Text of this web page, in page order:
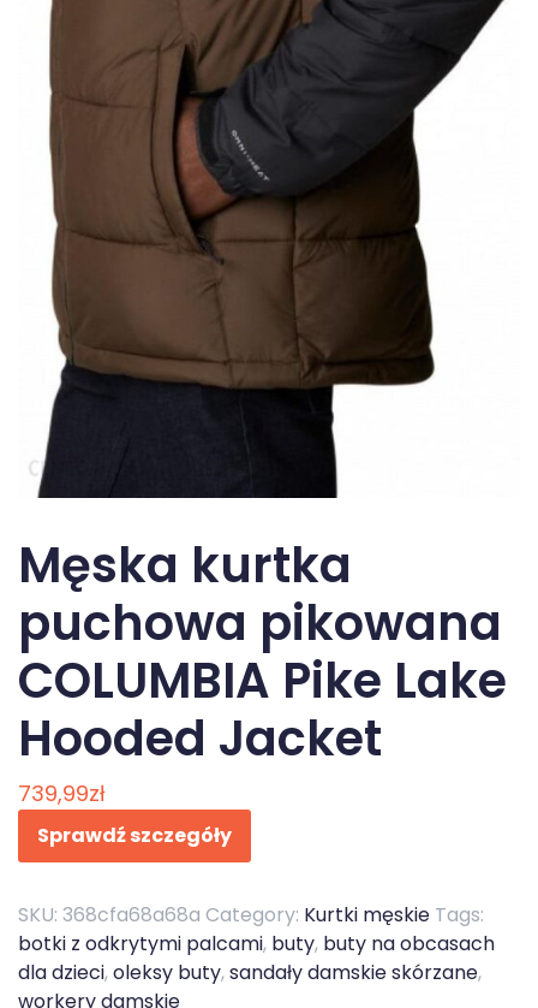
Męska kurtka
puchowa pikowana
COLUMBIA Pike Lake
Hooded Jacket
739,99zł
Sprawdź szczegóły
SKU: 368cfa68a68a Category: Kurtki męskie Tags:
botki z odkrytymi palcami, buty, buty na obcasach
dla dzieci,oleksy buty,sandały damskie skórzane,
workery damskie